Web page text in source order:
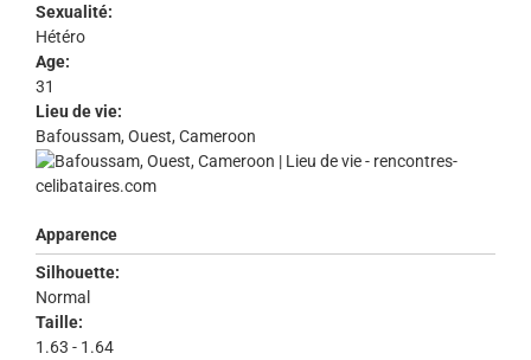
Sexualité:
Hétéro
Age:
31
Lieu de vie:
Bafoussam, Ouest, Cameroon
Apparence
Silhouette:
Normal
Taille:
1.63 - 1.64